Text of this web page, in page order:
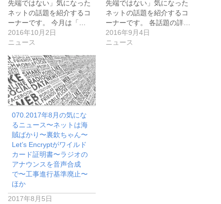
先端ではない」気になった
ネットの話題を紹介するコ
ーナーです。 今月は「…
2016年10月2日
ニュース
先端ではない」気になった
ネットの話題を紹介するコ
ーナーです。 各話題の詳…
2016年9月4日
ニュース
070.2017年8月の気にな
るニュース〜ネットは海
賊ばかり〜裏欽ちゃん〜
Let’s Encryptがワイルド
カード証明書〜ラジオの
アナウンスを音声合成
で〜工事進行基準廃止〜
ほか
2017年8月5日